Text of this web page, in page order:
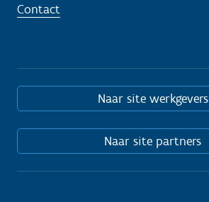
Contact
Naar site werkgevers
Naar site partners